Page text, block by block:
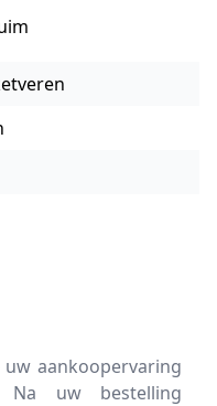
uw aankoopervaring
Na uw bestelling